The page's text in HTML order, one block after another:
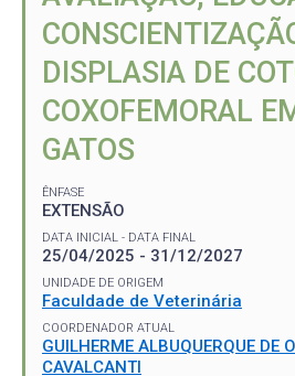
DISPLASIA DE
COXOFEMORAL
GATOS
ÊNFASE
EXTENSÃO
DATA INICIAL - DATA FINAL
25/04/2025 - 31/12/2027
UNIDADE DE ORIGEM
Faculdade de Veterinária
COORDENADOR ATUAL
GUILHERME ALBUQUERQUE DE
CAVALCANTI